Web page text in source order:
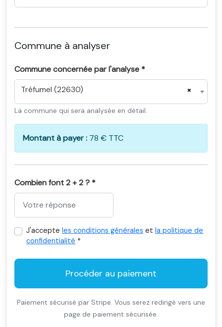
Commune à analyser
Commune concernée par l'analyse *
×
Tréfumel (22630)
La commune qui sera analysée en détail.
Montant à payer : 78 € TTC
Combien font 2 + 2 ? *
J'accepte les conditions générales et la politique de
confidentialité *
Procéder au paiement
Paiement sécurisé par Stripe. Vous serez redirigé vers une
page de paiement sécurisée.